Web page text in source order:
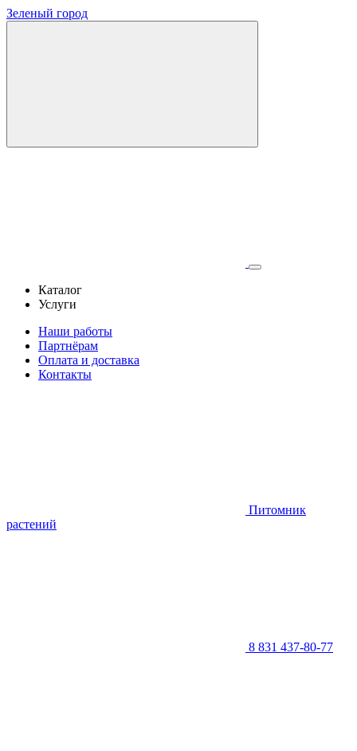
Зеленый город
Каталог
Услуги
Наши работы
Партнёрам
Оплата и доставка
Контакты
Питомник
растений
8 831 437-80-77